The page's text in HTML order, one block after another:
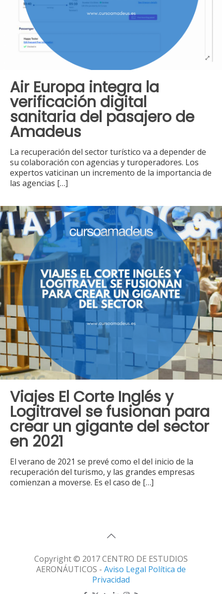
Air Europa integra la
verificación digital
sanitaria del pasajero de
Amadeus
La recuperación del sector turístico va a depender de
su colaboración con agencias y turoperadores. Los
expertos vaticinan un incremento de la importancia de
las agencias […]
Viajes El Corte Inglés y
Logitravel se fusionan para
crear un gigante del sector
en 2021
El verano de 2021 se prevé como el del inicio de la
recuperación del turismo, y las grandes empresas
comienzan a moverse. Es el caso de […]
Copyright © 2017 CENTRO DE ESTUDIOS
AERONÁUTICOS - Aviso Legal Política de
Privacidad